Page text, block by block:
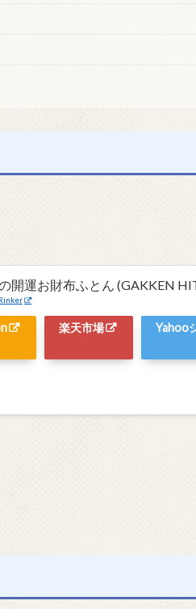
開運お財布ふとん (GAKKEN
楽天市場 Yahoo